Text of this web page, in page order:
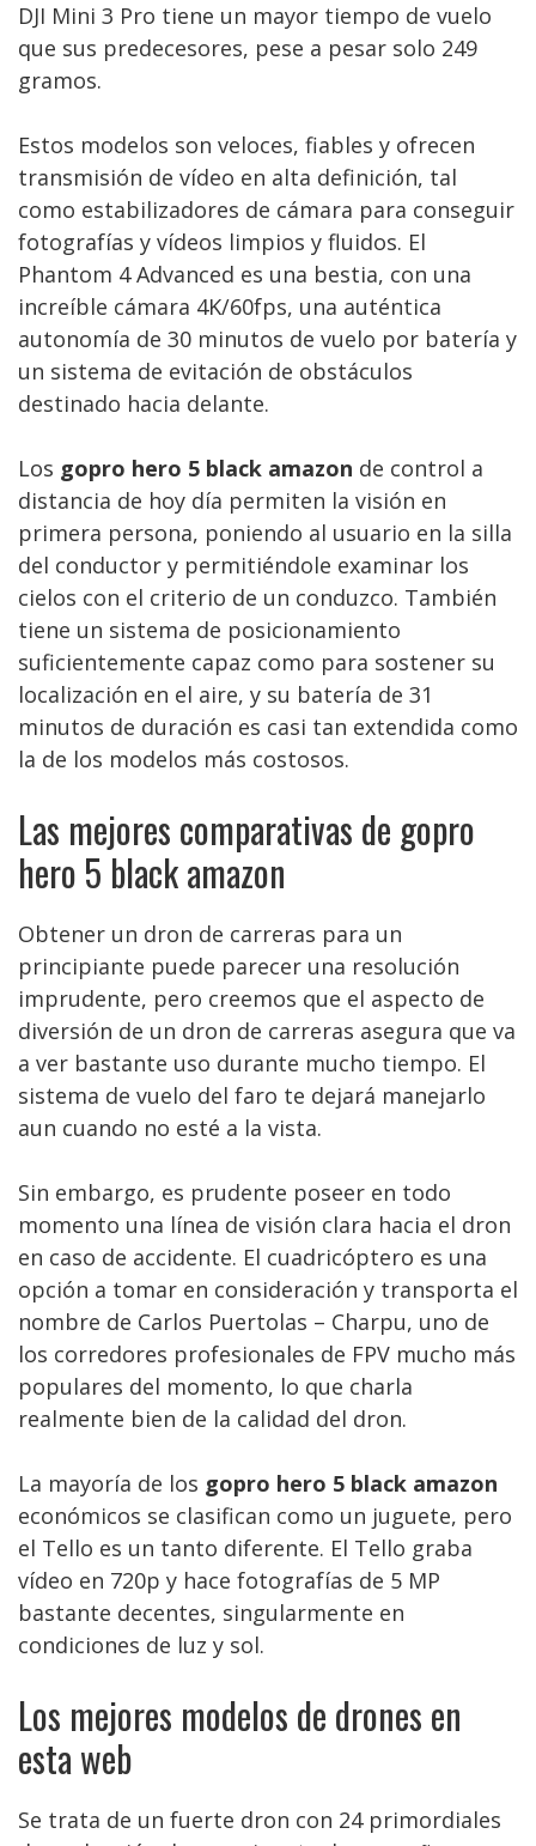
DJI Mini 3 Pro tiene un mayor tiempo de vuelo
que sus predecesores, pese a pesar solo 249
gramos.
Estos modelos son veloces, fiables y ofrecen
transmisión de vídeo en alta definición, tal
como estabilizadores de cámara para conseguir
fotografías y vídeos limpios y fluidos. El
Phantom 4 Advanced es una bestia, con una
increíble cámara 4K/60fps, una auténtica
autonomía de 30 minutos de vuelo por batería y
un sistema de evitación de obstáculos
destinado hacia delante.
Los gopro hero 5 black amazon de control a
distancia de hoy día permiten la visión en
primera persona, poniendo al usuario en la silla
del conductor y permitiéndole examinar los
cielos con el criterio de un conduzco. También
tiene un sistema de posicionamiento
suficientemente capaz como para sostener su
localización en el aire, y su batería de 31
minutos de duración es casi tan extendida como
la de los modelos más costosos.
Las mejores comparativas de gopro
hero 5 black amazon
Obtener un dron de carreras para un
principiante puede parecer una resolución
imprudente, pero creemos que el aspecto de
diversión de un dron de carreras asegura que va
a ver bastante uso durante mucho tiempo. El
sistema de vuelo del faro te dejará manejarlo
aun cuando no esté a la vista.
Sin embargo, es prudente poseer en todo
momento una línea de visión clara hacia el dron
en caso de accidente. El cuadricóptero es una
opción a tomar en consideración y transporta el
nombre de Carlos Puertolas – Charpu, uno de
los corredores profesionales de FPV mucho más
populares del momento, lo que charla
realmente bien de la calidad del dron.
La mayoría de los gopro hero 5 black amazon
económicos se clasifican como un juguete, pero
el Tello es un tanto diferente. El Tello graba
vídeo en 720p y hace fotografías de 5 MP
bastante decentes, singularmente en
condiciones de luz y sol.
Los mejores modelos de drones en
esta web
Se trata de un fuerte dron con 24 primordiales